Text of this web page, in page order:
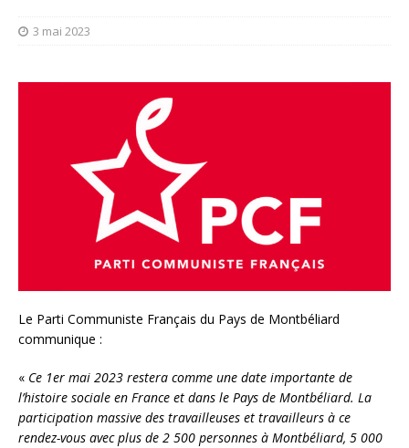
3 mai 2023
Le Parti Communiste Français du Pays de Montbéliard
communique :
« Ce 1er mai 2023 restera comme une date importante de
l’histoire sociale en France et dans le Pays de Montbéliard. La
participation massive des travailleuses et travailleurs à ce
rendez-vous avec plus de 2 500 personnes à Montbéliard, 5 000